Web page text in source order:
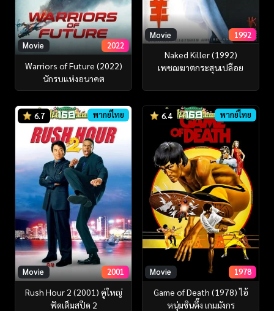
Movie 2022
Warriors of Future (2022)
นักรบแห่งอนาคต
Movie 1992
Naked Killer (1992)
เพชฌฆาตกระสุนเปลือย
6.7 พากย์ไทย
Movie 2001
Rush Hour 2 (2001) คู่ใหญ่
ฟัดเต็มสปีด 2
6.4 พากย์ไทย
Movie 1978
Game of Death (1978) ไอ้
หนุ่มซินตึ๊ง เกมมังกร